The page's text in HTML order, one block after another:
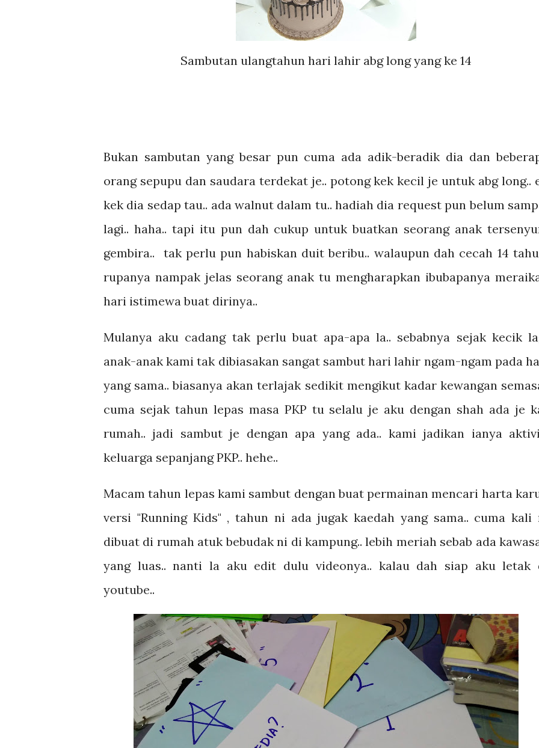
Sambutan ulangtahun hari lahir abg long yang ke 14
Bukan sambutan yang besar pun cuma ada adik-beradik dia dan
orang sepupu dan saudara terdekat je.. potong kek kecil je untuk abg long..
kek dia sedap tau.. ada walnut dalam tu.. hadiah dia request pun belum
lagi.. haha.. tapi itu pun dah cukup untuk buatkan seorang anak
gembira.. tak perlu pun habiskan duit beribu.. walaupun dah cecah 14
rupanya nampak jelas seorang anak tu mengharapkan ibubapanya
hari istimewa buat dirinya..
Mulanya aku cadang tak perlu buat apa-apa la.. sebabnya sejak kecik
anak-anak kami tak dibiasakan sangat sambut hari lahir ngam-ngam pada
yang sama.. biasanya akan terlajak sedikit mengikut kadar kewangan
cuma sejak tahun lepas masa PKP tu selalu je aku dengan shah ada je
rumah.. jadi sambut je dengan apa yang ada.. kami jadikan ianya
keluarga sepanjang PKP.. hehe..
Macam tahun lepas kami sambut dengan buat permainan mencari harta
versi "Running Kids" , tahun ni ada jugak kaedah yang sama.. cuma kali
dibuat di rumah atuk bebudak ni di kampung.. lebih meriah sebab ada
yang luas.. nanti la aku edit dulu videonya.. kalau dah siap aku letak
youtube..